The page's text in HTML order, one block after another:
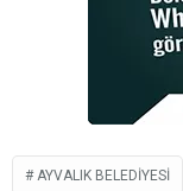
AYVALIK BELEDIYESI